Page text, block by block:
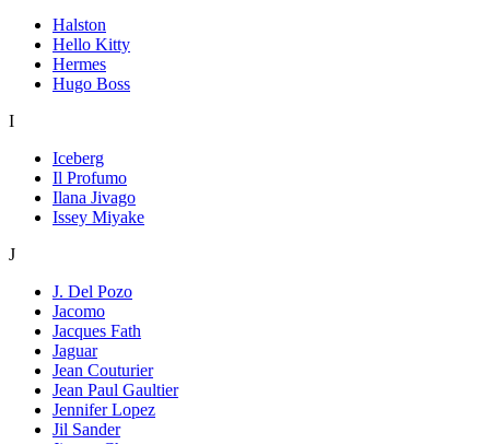
Halston
Hello Kitty
Hermes
Hugo Boss
I
Iceberg
Il Profumo
Ilana Jivago
Issey Miyake
J
J. Del Pozo
Jacomo
Jacques Fath
Jaguar
Jean Couturier
Jean Paul Gaultier
Jennifer Lopez
Jil Sander